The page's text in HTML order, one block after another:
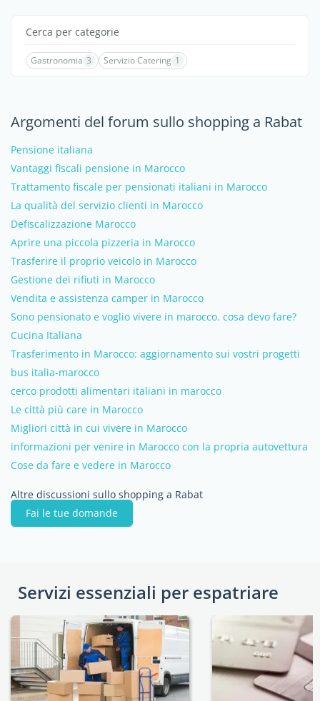
Cerca per categorie
Gastronomia 3 Servizio Catering 1
Argomenti del forum sullo shopping a Rabat
Pensione italiana
Vantaggi fiscali pensione in Marocco
Trattamento fiscale per pensionati italiani in Marocco
La qualità del servizio clienti in Marocco
Defiscalizzazione Marocco
Aprire una piccola pizzeria in Marocco
Trasferire il proprio veicolo in Marocco
Gestione dei rifiuti in Marocco
Vendita e assistenza camper in Marocco
Sono pensionato e voglio vivere in marocco. cosa devo fare?
Cucina Italiana
Trasferimento in Marocco: aggiornamento sui vostri progetti
bus italia-marocco
cerco prodotti alimentari italiani in marocco
Le città più care in Marocco
Migliori città in cui vivere in Marocco
informazioni per venire in Marocco con la propria autovettura
Cose da fare e vedere in Marocco
Altre discussioni sullo shopping a Rabat
Fai le tue domande
Servizi essenziali per espatriare